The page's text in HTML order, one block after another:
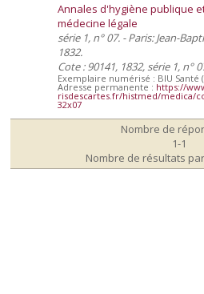
Annales d'hygiène publique
médecine légale
série 1, n° 07. - Paris: Jean-
1832.
Cote : 90141, 1832, série 1, n°
Exemplaire numérisé : BIU Santé
Adresse permanente : https://
risdescartes.fr/histmed/medica/
32x07
Nombre de
1-1
Nombre de résultats